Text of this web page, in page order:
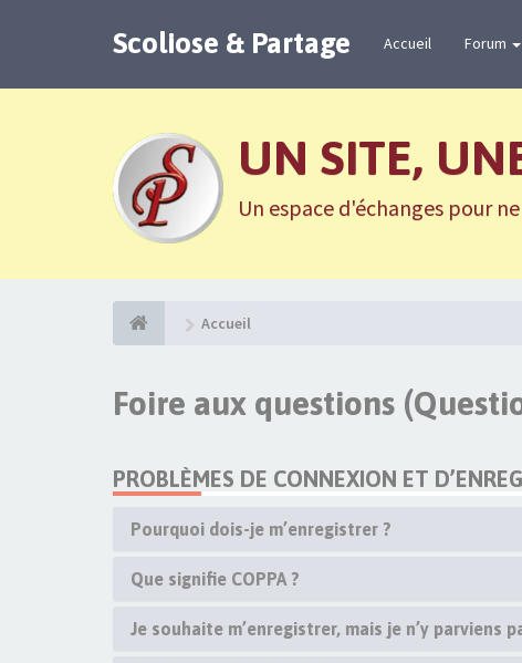
Scoliose & Partage Accueil Forum
UN SITE,
Un espace d'échanges pour
Accueil
Foire aux questions
PROBLÈMES DE CONNEXION ET
Pourquoi dois-je m’enregistrer ?
Que signifie COPPA ?
Je souhaite m’enregistrer, mais je n’y parviens